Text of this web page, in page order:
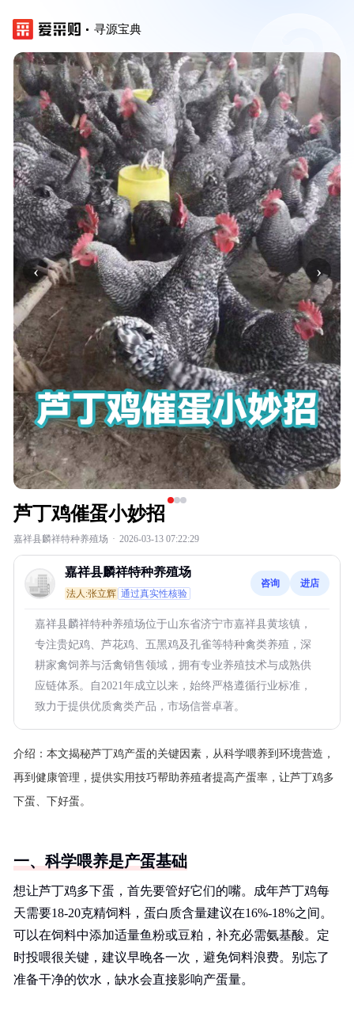
寻源宝典
‹ ›
芦丁鸡催蛋小妙招
嘉祥县麟祥特种养殖场 · 2026-03-13 07:22:29
嘉祥县麟祥特种养殖场
法人:张立辉 通过真实性核验
咨询 进店
嘉祥县麟祥特种养殖场位于山东省济宁市嘉祥县黄垓镇，
专注贵妃鸡、芦花鸡、五黑鸡及孔雀等特种禽类养殖，深
耕家禽饲养与活禽销售领域，拥有专业养殖技术与成熟供
应链体系。自2021年成立以来，始终严格遵循行业标准，
致力于提供优质禽类产品，市场信誉卓著。
介绍： 本文揭秘芦丁鸡产蛋的关键因素，从科学喂养到环境营造，
再到健康管理，提供实用技巧帮助养殖者提高产蛋率，让芦丁鸡多
下蛋、下好蛋。
一、科学喂养是产蛋基础
想让芦丁鸡多下蛋，首先要管好它们的嘴。成年芦丁鸡每
天需要18-20克精饲料，蛋白质含量建议在16%-18%之间。
可以在饲料中添加适量鱼粉或豆粕，补充必需氨基酸。定
时投喂很关键，建议早晚各一次，避免饲料浪费。别忘了
准备干净的饮水，缺水会直接影响产蛋量。